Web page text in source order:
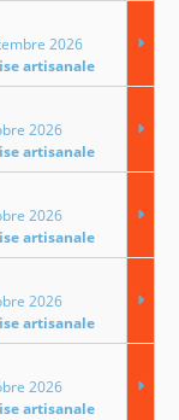
2026
artisanale
2026
artisanale
2026
artisanale
2026
artisanale
2026
artisanale